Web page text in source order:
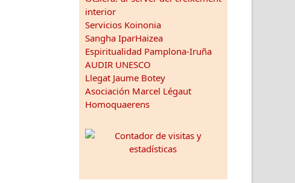
interior
Servicios Koinonia
Sangha IparHaizea
Espiritualidad Pamplona-Iruña
AUDIR UNESCO
Llegat Jaume Botey
Asociación Marcel Légaut
Homoquaerens